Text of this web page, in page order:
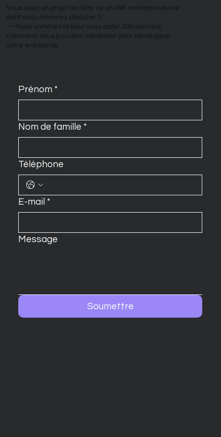
Vous avez un projet en tête ou un défi entrepreneurial
dont vous aimeriez discuter ?
— Nous sommes là pour vous aider. Découvrons
comment nous pouvons collaborer pour développer
votre entreprise.
Prénom *
Nom de famille *
Téléphone
E-mail *
Message
Soumettre